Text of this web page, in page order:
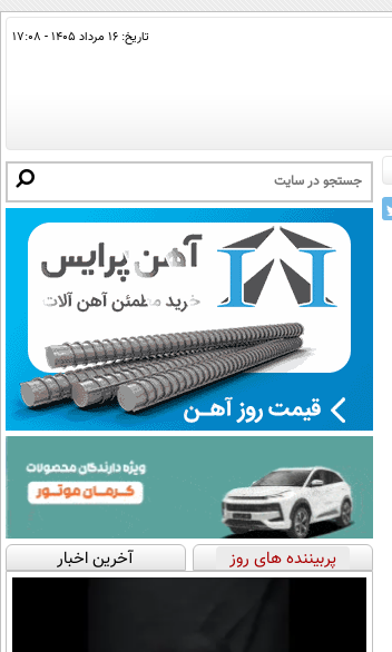
تاریخ: ۱۶ مرداد ۱۴۰۵ - ۱۷:۰۸
پربیننده های روز آخرین اخبار